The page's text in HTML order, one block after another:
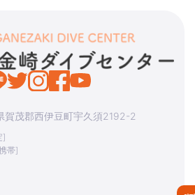
賀茂郡西伊豆町宇久須2192-2
]
帯]